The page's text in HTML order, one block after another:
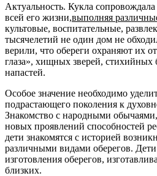
Актуальность. Кукла
всей его жизни,выполняя
культовые, воспитательные,
тысячелетий не один дом не
верили, что обереги охраняют их
глаза», хищных зверей, стихийных
напастей.
Особое значение необходимо
подрастающего поколения к
Знакомство с народными обычаями,
новых проявлений способностей
дети знакомятся с историей
различными видами оберегов.
изготовления оберегов,
близких.